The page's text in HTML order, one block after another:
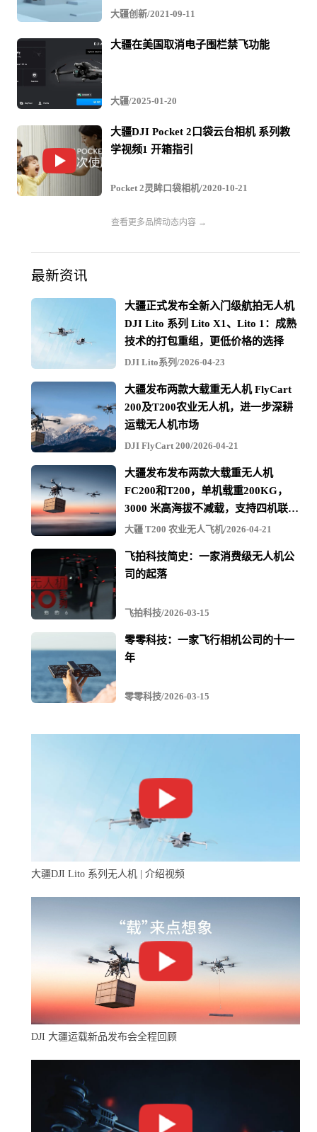
大疆创新/2021-09-11
大疆在美国取消电子围栏禁飞功能
大疆/2025-01-20
大疆DJI Pocket 2口袋云台相机 系列教
学视频1 开箱指引
Pocket 2灵眸口袋相机/2020-10-21
查看更多品牌动态内容 →
最新资讯
大疆正式发布全新入门级航拍无人机
DJI Lito 系列 Lito X1、Lito 1：成熟
技术的打包重组，更低价格的选择
DJI Lito系列/2026-04-23
大疆发布两款大载重无人机 FlyCart
200及T200农业无人机，进一步深耕
运载无人机市场
DJI FlyCart 200/2026-04-21
大疆发布发布两款大载重无人机
FC200和T200，单机载重200KG，
3000 米高海拔不减载，支持四机联吊
最多600KG
大疆 T200 农业无人飞机/2026-04-21
飞拍科技简史：一家消费级无人机公
司的起落
飞拍科技/2026-03-15
零零科技：一家飞行相机公司的十一
年
零零科技/2026-03-15
大疆DJI Lito 系列无人机 | 介绍视频
DJI 大疆运载新品发布会全程回顾